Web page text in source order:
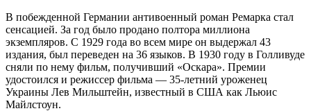
В побежденной Германии антивоенный роман Ремарка стал
сенсацией. За год было продано полтора миллиона
экземпляров. С 1929 года во всем мире он выдержал 43
издания, был переведен на 36 языков. В 1930 году в Голливуде
сняли по нему фильм, получивший «Оскара». Премии
удостоился и режиссер фильма — 35-летний уроженец
Украины Лев Мильштейн, известный в США как Льюис
Майлстоун.